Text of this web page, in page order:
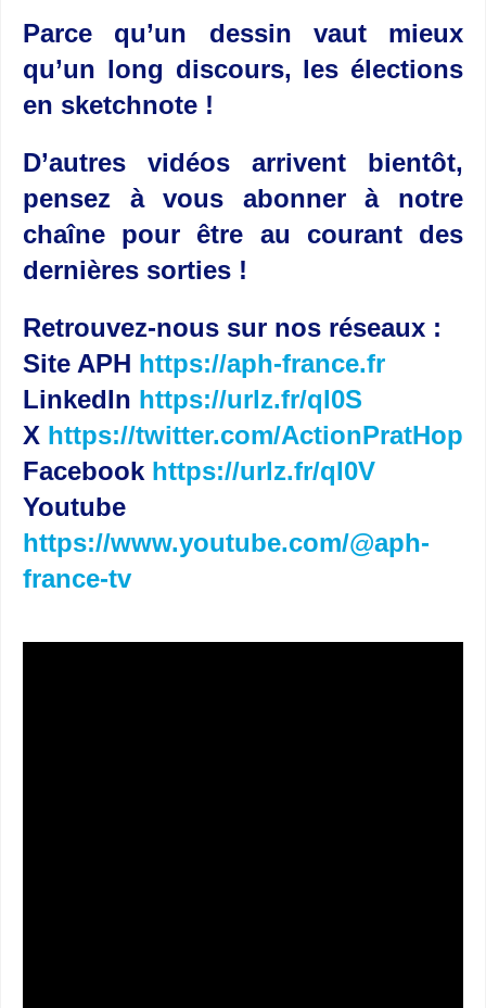
Parce qu’un dessin vaut mieux
qu’un long discours, les élections
en sketchnote !
D’autres vidéos arrivent bientôt,
pensez à vous abonner à notre
chaîne pour être au courant des
dernières sorties !
Retrouvez-nous sur nos réseaux :
Site APH https://aph-france.fr
LinkedIn https://urlz.fr/qI0S
X https://twitter.com/ActionPratHop
Facebook https://urlz.fr/qI0V
Youtube
https://www.youtube.com/@aph-
france-tv